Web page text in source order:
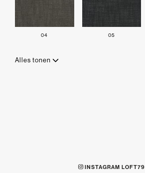
04 05
Alles tonen
INSTAGRAM LOFT79